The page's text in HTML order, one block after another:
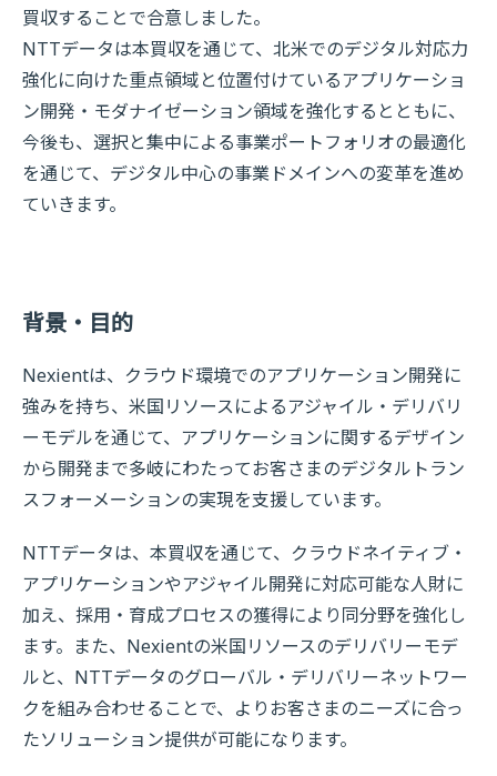
買収することで合意しました。
NTTデータは本買収を通じて、北米でのデジタル対応力
強化に向けた重点領域と位置付けているアプリケーショ
ン開発・モダナイゼーション領域を強化するとともに、
今後も、選択と集中による事業ポートフォリオの最適化
を通じて、デジタル中心の事業ドメインへの変革を進め
ていきます。
背景・目的
Nexientは、クラウド環境でのアプリケーション開発に
強みを持ち、米国リソースによるアジャイル・デリバリ
ーモデルを通じて、アプリケーションに関するデザイン
から開発まで多岐にわたってお客さまのデジタルトラン
スフォーメーションの実現を支援しています。
NTTデータは、本買収を通じて、クラウドネイティブ・
アプリケーションやアジャイル開発に対応可能な人財に
加え、採用・育成プロセスの獲得により同分野を強化し
ます。また、Nexientの米国リソースのデリバリーモデ
ルと、NTTデータのグローバル・デリバリーネットワー
クを組み合わせることで、よりお客さまのニーズに合っ
たソリューション提供が可能になります。